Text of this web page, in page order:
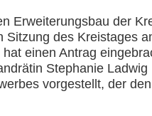
Erweiterungsbau der
Sitzung des Kreistages
einen Antrag
Stephanie
vorgestellt, der